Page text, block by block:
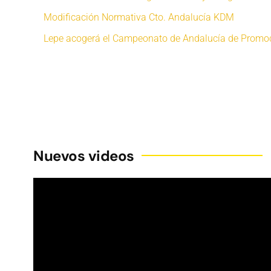
Modificación Normativa Cto. Andalucía KDM
Lepe acogerá el Campeonato de Andalucía de
Nuevos videos